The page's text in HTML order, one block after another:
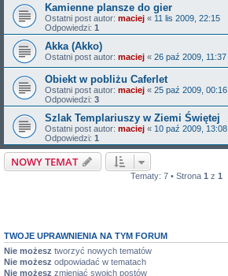
Kamienne plansze do gier
Ostatni post autor: maciej « 11 lis 2009, 22:15
Odpowiedzi: 1
Akka (Akko)
Ostatni post autor: maciej « 26 paź 2009, 11:37
Obiekt w pobliżu Caferlet
Ostatni post autor: maciej « 25 paź 2009, 00:16
Odpowiedzi: 3
Szlak Templariuszy w Ziemi Świętej
Ostatni post autor: maciej « 10 paź 2009, 13:08
Odpowiedzi: 1
NOWY TEMAT
Tematy: 7 • Strona 1 z 1
TWOJE UPRAWNIENIA NA TYM FORUM
Nie możesz tworzyć nowych tematów
Nie możesz odpowiadać w tematach
Nie możesz zmieniać swoich postów